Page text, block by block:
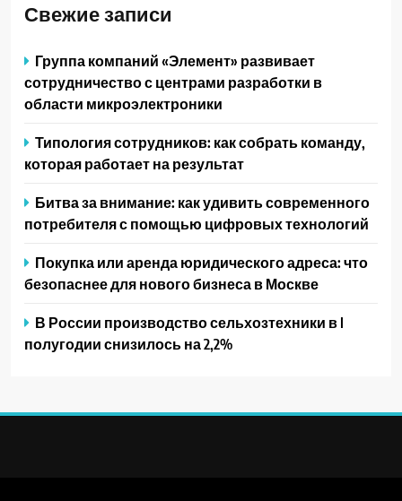
Свежие записи
Группа компаний «Элемент» развивает
сотрудничество с центрами разработки в
области микроэлектроники
Типология сотрудников: как собрать команду,
которая работает на результат
Битва за внимание: как удивить современного
потребителя с помощью цифровых технологий
Покупка или аренда юридического адреса: что
безопаснее для нового бизнеса в Москве
В России производство сельхозтехники в I
полугодии снизилось на 2,2%